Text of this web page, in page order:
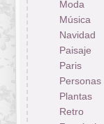
Moda
Música
Navidad
Paisaje
Paris
Personas
Plantas
Retro